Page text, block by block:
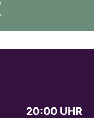
20:00 UHR